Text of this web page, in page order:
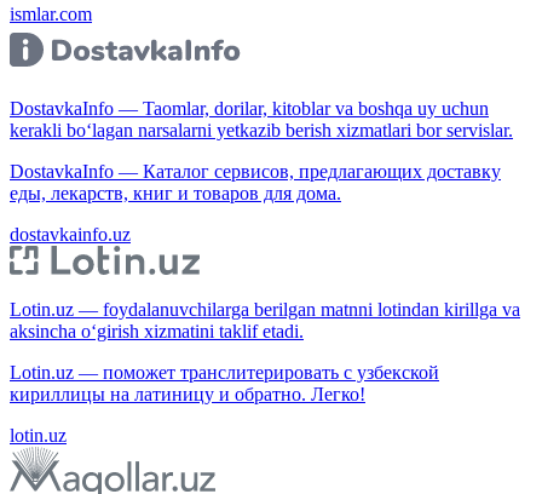
ismlar.com
DostavkaInfo — Taomlar, dorilar, kitoblar va boshqa uy uchun
kerakli bo‘lagan narsalarni yetkazib berish xizmatlari bor servislar.
DostavkaInfo — Каталог сервисов, предлагающих доставку
еды, лекарств, книг и товаров для дома.
dostavkainfo.uz
Lotin.uz — foydalanuvchilarga berilgan matnni lotindan kirillga va
aksincha o‘girish xizmatini taklif etadi.
Lotin.uz — поможет транслитерировать с узбекской
кириллицы на латиницу и обратно. Легко!
lotin.uz